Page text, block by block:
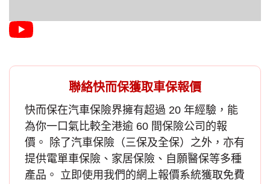
聯絡快而保獲取車保報價
快而保在汽車保險界擁有超過 20 年經驗，能
為你一口氣比較全港逾 60 間保險公司的報
價。 除了汽車保險 （三保及全保）之外，亦有
提供電單車保險、家居保險、自願醫保等多種
產品。 立即使用我們的網上報價系統獲取免費